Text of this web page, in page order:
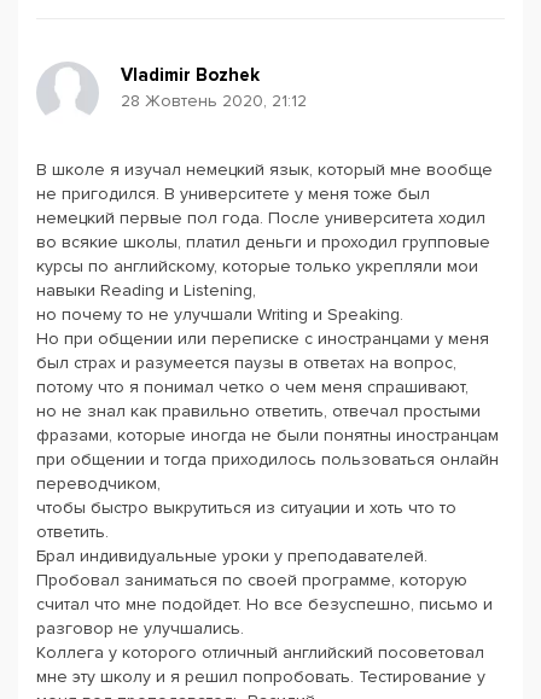
Vladimir Bozhek
28 Жовтень 2020, 21:12
В школе я изучал немецкий язык, который мне вообще
не пригодился. В университете у меня тоже был
немецкий первые пол года. После университета ходил
во всякие школы, платил деньги и проходил групповые
курсы по английскому, которые только укрепляли мои
навыки Reading и Listening,
но почему то не улучшали Writing и Speaking.
Но при общении или переписке с иностранцами у меня
был страх и разумеется паузы в ответах на вопрос,
потому что я понимал четко о чем меня спрашивают,
но не знал как правильно ответить, отвечал простыми
фразами, которые иногда не были понятны иностранцам
при общении и тогда приходилось пользоваться онлайн
переводчиком,
чтобы быстро выкрутиться из ситуации и хоть что то
ответить.
Брал индивидуальные уроки у преподавателей.
Пробовал заниматься по своей программе, которую
считал что мне подойдет. Но все безуспешно, письмо и
разговор не улучшались.
Коллега у которого отличный английский посоветовал
мне эту школу и я решил попробовать. Тестирование у